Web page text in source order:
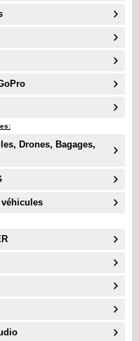
Drones, Bagages,